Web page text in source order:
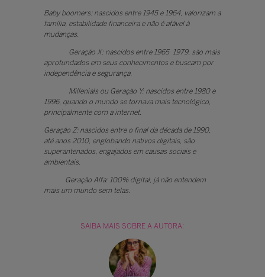
Baby boomers: nascidos entre 1945 e 1964, valorizam a
família, estabilidade financeira e não é afável à
mudanças.
Geração X: nascidos entre 1965 1979, são mais
aprofundados em seus conhecimentos e buscam por
independência e segurança.
Millenials ou Geração Y: nascidos entre 1980 e
1996, quando o mundo se tornava mais tecnológico,
principalmente com a internet.
Geração Z: nascidos entre o final da década de 1990,
até anos 2010, englobando nativos digitais, são
superantenados, engajados em causas sociais e
ambientais.
Geração Alfa: 100% digital, já não entendem
mais um mundo sem telas.
SAIBA MAIS SOBRE A AUTORA: